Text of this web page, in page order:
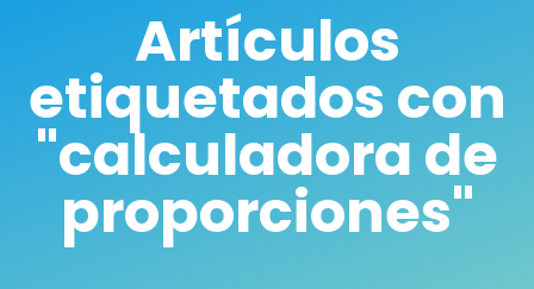
Artículos
etiquetados con
"calculadora de
proporciones"